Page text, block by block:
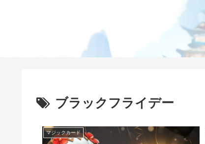
ブラックフライデー
マジックカード